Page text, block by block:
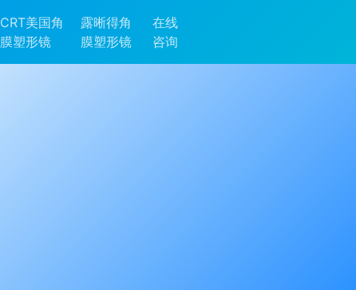
CRT美国角
膜塑形镜
露晰得角
膜塑形镜
在线
咨询